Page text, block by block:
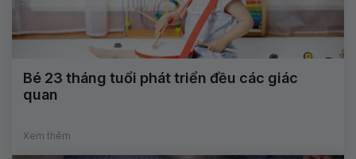
Bé 23 tháng tuổi phát triển đều các giác
quan
Xem thêm